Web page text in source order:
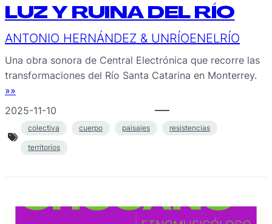
LUZ Y RUINA DEL RÍO
ANTONIO HERNÁNDEZ & UNRÍOENELRÍO
Una obra sonora de Central Electrónica que recorre las
transformaciones del Río Santa Catarina en Monterrey.
»»
2025-11-10
colectiva cuerpo paisajes resistencias
territorios